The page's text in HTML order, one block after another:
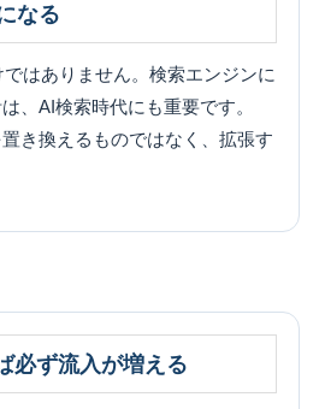
なる
はありません。検索エンジンに
、AI検索時代にも重要です。
き換えるものではなく、拡張す
必ず流入が増える